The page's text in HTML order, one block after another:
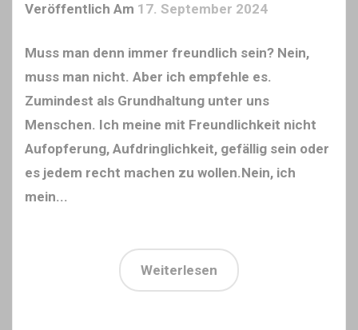
Veröffentlich Am 17. September 2024
Muss man denn immer freundlich sein? Nein,
muss man nicht. Aber ich empfehle es.
Zumindest als Grundhaltung unter uns
Menschen. Ich meine mit Freundlichkeit nicht
Aufopferung, Aufdringlichkeit, gefällig sein oder
es jedem recht machen zu wollen.Nein, ich
mein...
Weiterlesen